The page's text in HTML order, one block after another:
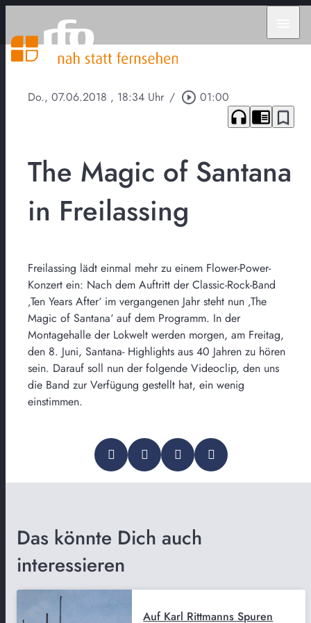
Do., 07.06.2018 , 18:34 Uhr / play_circle_outline 01:00
headphones chrome_reader_mode bookmark_border
The Magic of Santana
in Freilassing
Freilassing lädt einmal mehr zu einem Flower-Power-
Konzert ein: Nach dem Auftritt der Classic-Rock-Band
‚Ten Years After‘ im vergangenen Jahr steht nun ‚The
Magic of Santana‘ auf dem Programm. In der
Montagehalle der Lokwelt werden morgen, am Freitag,
den 8. Juni, Santana- Highlights aus 40 Jahren zu hören
sein. Darauf soll nun der folgende Videoclip, den uns
die Band zur Verfügung gestellt hat, ein wenig
einstimmen.
Das könnte Dich auch
interessieren
Auf Karl Rittmanns Spuren